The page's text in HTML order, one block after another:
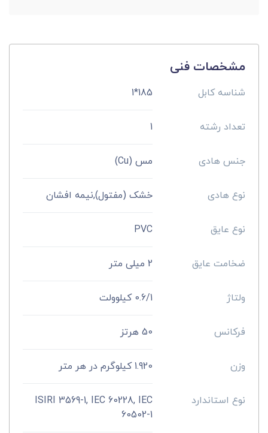
مشخصات فنی
شناسه کابل 185*1
تعداد رشته 1
جنس هادی مس (Cu)
نوع هادی خشک (مفتول),نیمه افشان
نوع عایق PVC
ضخامت عایق 2 میلی متر
ولتاژ 0.6/1 کیلوولت
فرکانس 50 هرتز
وزن 1.920 کیلوگرم در هر متر
نوع استاندارد
ISIRI 3569-1, IEC 60228, IEC
60502-1